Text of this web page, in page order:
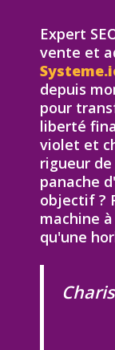
Expert
vente et
depuis
pour
liberté
violet et
rigueur
panache
objectif ?
machine
qu'une